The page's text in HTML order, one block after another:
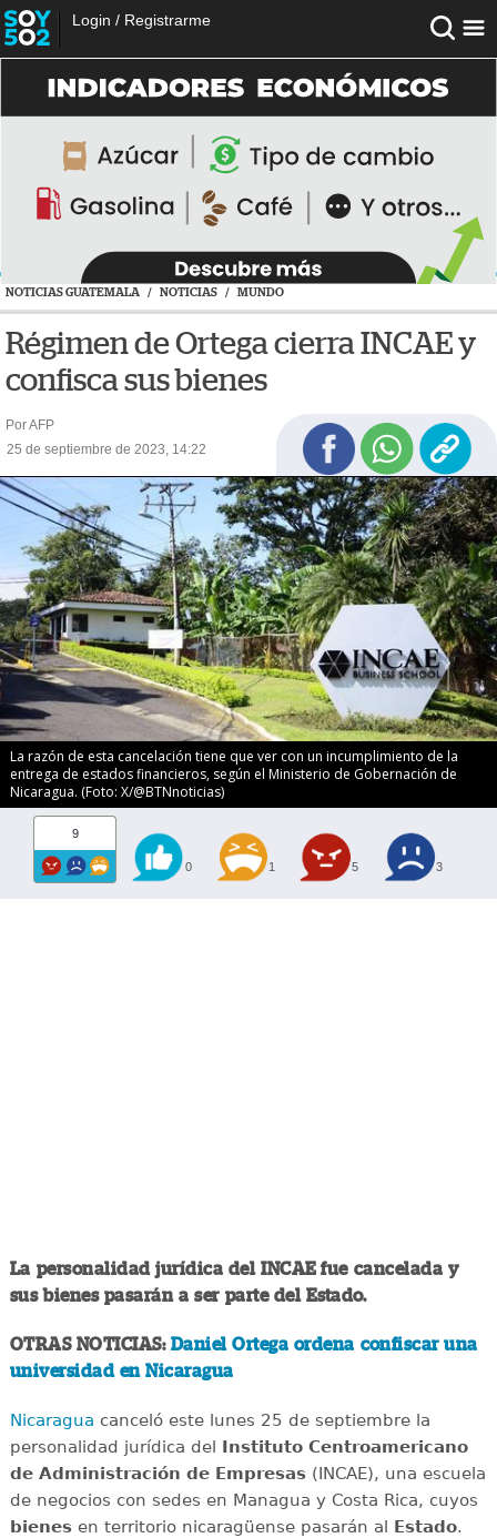
Login / Registrarme
NOTICIAS GUATEMALA / NOTICIAS / MUNDO
Régimen de Ortega cierra INCAE y
confisca sus bienes
Por AFP
25 de septiembre de 2023, 14:22
La razón de esta cancelación tiene que ver con un incumplimiento de la
entrega de estados financieros, según el Ministerio de Gobernación de
Nicaragua. (Foto: X/@BTNnoticias)
9
0 1 5 3
La personalidad jurídica del INCAE fue cancelada y
sus bienes pasarán a ser parte del Estado.
OTRAS NOTICIAS: Daniel Ortega ordena confiscar una
universidad en Nicaragua
Nicaragua canceló este lunes 25 de septiembre la
personalidad jurídica del Instituto Centroamericano
de Administración de Empresas(INCAE), una escuela
de negocios con sedes en Managua y Costa Rica, cuyos
bienesen territorio nicaragüense pasarán al Estado.